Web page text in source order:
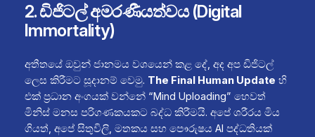
2. ඩිජිටල් අමරණීයත්වය (Digital
Immortality)
අතීතයේ ඔවුන් ජානමය වශයෙන් කළ දේ, අද අප ඩිජිටල්
ලෙස කිරීමට සූදානම් වෙමු. The Final Human Update හි
එක් ප්‍රධාන අංගයක් වන්නේ “Mind Uploading” හෙවත්
මිනිස් මනස පරිගණකයකට බද්ධ කිරීමයි. අපේ ශරීරය මිය
ගියත්, අපේ සිතුවිලි, මතකය සහ පෞරුෂය AI පද්ධතියක්